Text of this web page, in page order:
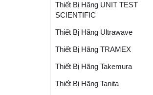
Thiết Bị Hãng UNIT TEST
SCIENTIFIC
Thiết Bị Hãng Ultrawave
Thiết Bị Hãng TRAMEX
Thiết Bị Hãng Takemura
Thiết Bị Hãng Tanita